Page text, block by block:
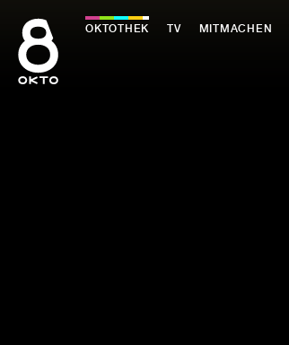
Inhalt
springen
OKTOTHEK TV MITMACHEN